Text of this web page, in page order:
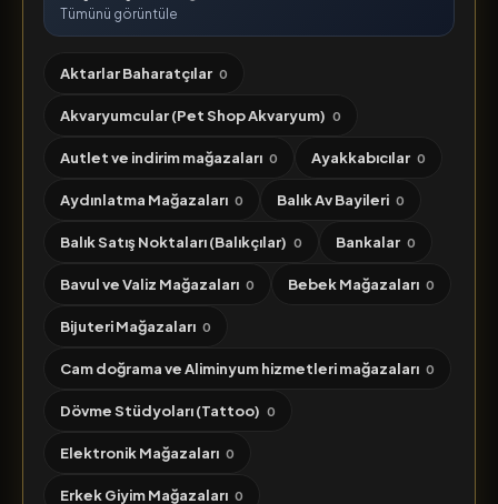
Tümünü görüntüle
Aktarlar Baharatçılar 0
Akvaryumcular (Pet Shop Akvaryum) 0
Autlet ve indirim mağazaları 0 Ayakkabıcılar 0
Aydınlatma Mağazaları 0 Balık Av Bayileri 0
Balık Satış Noktaları (Balıkçılar) 0 Bankalar 0
Bavul ve Valiz Mağazaları 0 Bebek Mağazaları 0
Bijuteri Mağazaları 0
Cam doğrama ve Aliminyum hizmetleri mağazaları 0
Dövme Stüdyoları (Tattoo) 0
Elektronik Mağazaları 0
Erkek Giyim Mağazaları 0